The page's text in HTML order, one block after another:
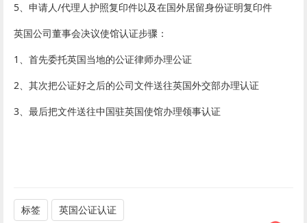
5、申请人/代理人护照复印件以及在国外居留身份证明复印件
英国公司董事会决议使馆认证步骤：
1、首先委托英国当地的公证律师办理公证
2、其次把公证好之后的公司文件送往英国外交部办理认证
3、最后把文件送往中国驻英国使馆办理领事认证
标签 英国公证认证